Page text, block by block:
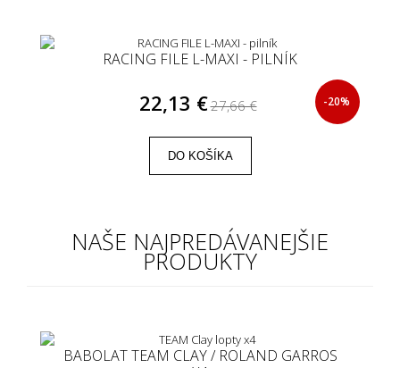
RACING FILE L-MAXI - PILNÍK
22,13 €27,66 € -20%
DO KOŠÍKA
NAŠE NAJPREDÁVANEJŠIE
PRODUKTY
BABOLAT TEAM CLAY / ROLAND GARROS